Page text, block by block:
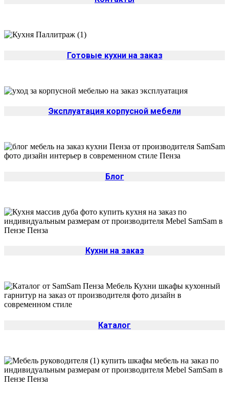
Готовые кухни на заказ
Эксплуатация корпусной мебели
Блог
Кухни на заказ
Каталог